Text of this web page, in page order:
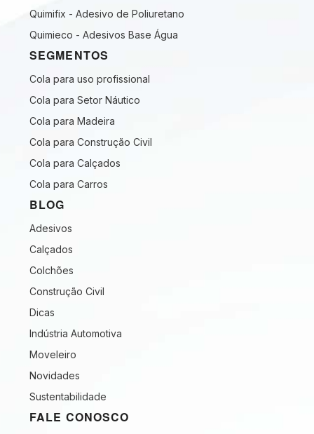
Quimifix - Adesivo de Poliuretano
Quimieco - Adesivos Base Água
SEGMENTOS
Cola para uso profissional
Cola para Setor Náutico
Cola para Madeira
Cola para Construção Civil
Cola para Calçados
Cola para Carros
BLOG
Adesivos
Calçados
Colchões
Construção Civil
Dicas
Indústria Automotiva
Moveleiro
Novidades
Sustentabilidade
FALE CONOSCO